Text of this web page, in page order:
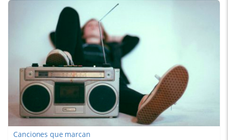
Canciones que marcan